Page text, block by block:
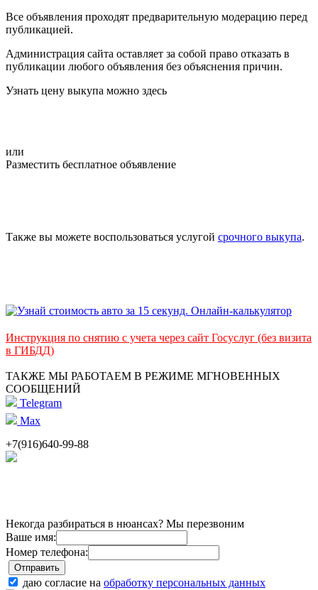
Все объявления проходят предварительную модерацию перед
публикацией.
Администрация сайта оставляет за собой право отказать в
публикации любого объявления без объяснения причин.
Узнать цену выкупа можно здесь
или
Разместить бесплатное объявление
Также вы можете воспользоваться услугой срочного выкупа.
Инструкция по снятию с учета через сайт Госуслуг (без визита
в ГИБДД)
ТАКЖЕ МЫ РАБОТАЕМ В РЕЖИМЕ МГНОВЕННЫХ
СООБЩЕНИЙ
Telegram
Max
+7(916)640-99-88
Некогда разбираться в нюансах? Мы перезвоним
Ваше имя:
Номер телефона:
даю согласие на обработку персональных данных